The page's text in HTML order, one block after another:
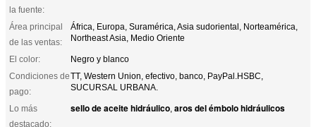
la fuente:
Área principal
de las ventas:
África, Europa, Suramérica, Asia sudoriental, Norteamérica,
Northeast Asia, Medio Oriente
El color:
Negro y blanco
Condiciones de
pago:
TT, Western Union, efectivo, banco, PayPal.HSBC,
SUCURSAL URBANA.
Lo más
destacado:
sello de aceite hidráulico, aros del émbolo hidráulicos